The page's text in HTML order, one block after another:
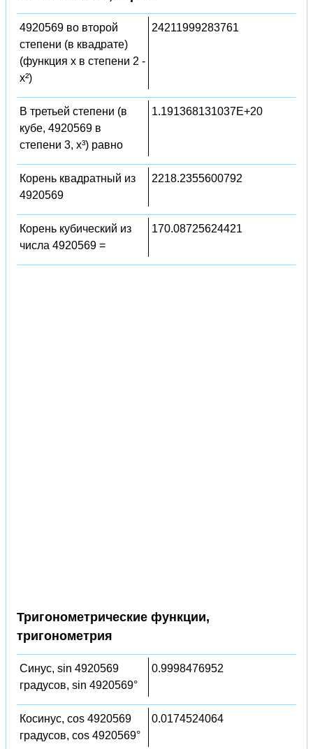
4920569 во второй
степени (в квадрате)
(функция x в степени 2 -
x²)
24211999283761
В третьей степени (в
кубе, 4920569 в
степени 3, x³) равно
1.191368131037E+20
Корень квадратный из
4920569
2218.2355600792
Корень кубический из
числа 4920569 =
170.08725624421
Тригонометрические функции,
тригонометрия
Синус, sin 4920569
градусов, sin 4920569°
0.9998476952
Косинус, cos 4920569
градусов, cos 4920569°
0.0174524064